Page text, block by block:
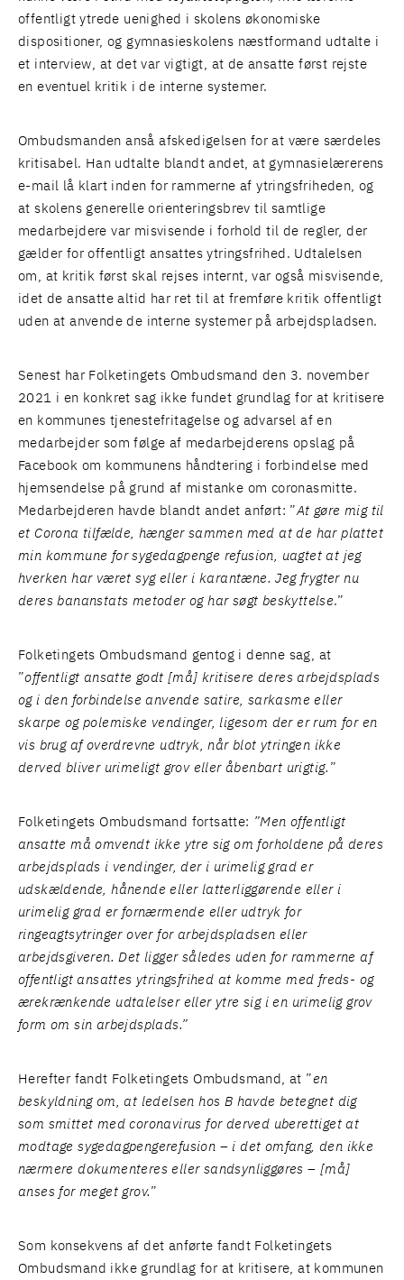
offentligt ytrede uenighed i skolens økonomiske
dispositioner, og gymnasieskolens næstformand udtalte i
et interview, at det var vigtigt, at de ansatte først rejste
en eventuel kritik i de interne systemer.
Ombudsmanden anså afskedigelsen for at være særdeles
kritisabel. Han udtalte blandt andet, at gymnasielærerens
e-mail lå klart inden for rammerne af ytringsfriheden, og
at skolens generelle orienteringsbrev til samtlige
medarbejdere var misvisende i forhold til de regler, der
gælder for offentligt ansattes ytringsfrihed. Udtalelsen
om, at kritik først skal rejses internt, var også misvisende,
idet de ansatte altid har ret til at fremføre kritik offentligt
uden at anvende de interne systemer på arbejdspladsen.
Senest har Folketingets Ombudsmand den 3. november
2021 i en konkret sag ikke fundet grundlag for at kritisere
en kommunes tjenestefritagelse og advarsel af en
medarbejder som følge af medarbejderens opslag på
Facebook om kommunens håndtering i forbindelse med
hjemsendelse på grund af mistanke om coronasmitte.
Medarbejderen havde blandt andet anført: ”At gøre mig til
et Corona tilfælde, hænger sammen med at de har plattet
min kommune for sygedagpenge refusion, uagtet at jeg
hverken har været syg eller i karantæne. Jeg frygter nu
deres bananstats metoder og har søgt beskyttelse.”
Folketingets Ombudsmand gentog i denne sag, at
”offentligt ansatte godt [må] kritisere deres arbejdsplads
og i den forbindelse anvende satire, sarkasme eller
skarpe og polemiske vendinger, ligesom der er rum for en
vis brug af overdrevne udtryk, når blot ytringen ikke
derved bliver urimeligt grov eller åbenbart urigtig. ”
Folketingets Ombudsmand fortsatte: ”Men offentligt
ansatte må omvendt ikke ytre sig om forholdene på deres
arbejdsplads i vendinger, der i urimelig grad er
udskældende, hånende eller latterliggørende eller i
urimelig grad er fornærmende eller udtryk for
ringeagtsytringer over for arbejdspladsen eller
arbejdsgiveren. Det ligger således uden for rammerne af
offentligt ansattes ytringsfrihed at komme med freds- og
ærekrænkende udtalelser eller ytre sig i en urimelig grov
form om sin arbejdsplads.”
Herefter fandt Folketingets Ombudsmand, at ”en
beskyldning om, at ledelsen hos B havde betegnet dig
som smittet med coronavirus for derved uberettiget at
modtage sygedagpengerefusion – i det omfang, den ikke
nærmere dokumenteres eller sandsynliggøres – [må]
anses for meget grov. ”
Som konsekvens af det anførte fandt Folketingets
Ombudsmand ikke grundlag for at kritisere, at kommunen